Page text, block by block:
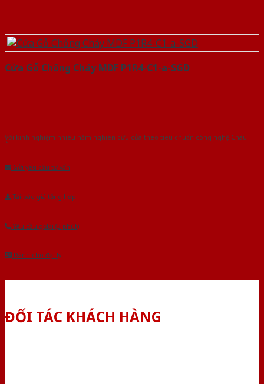
Cửa Gỗ Chống Cháy MDF P1R4-C1-a-SGD
Với kinh nghiệm nhiêu năm nghiên cứu cửa theo tiêu chuẩn công nghệ Châu
Gửi yêu cầu tư vấn
Tải báo giá tổng hợp
Yêu cầu gọi lại (3 phút)
Dành cho đại lý
ĐỐI TÁC KHÁCH HÀNG